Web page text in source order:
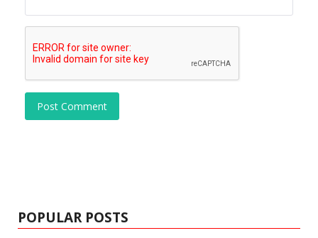
Post Comment
POPULAR POSTS